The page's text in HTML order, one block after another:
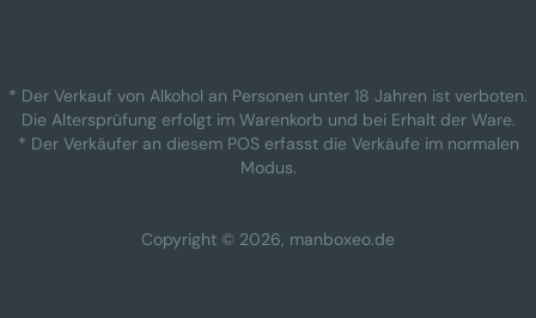
* Der Verkauf von Alkohol an Personen unter 18 Jahren ist verboten.
Die Altersprüfung erfolgt im Warenkorb und bei Erhalt der Ware.
* Der Verkäufer an diesem POS erfasst die Verkäufe im normalen
Modus.
Copyright © 2026, manboxeo.de